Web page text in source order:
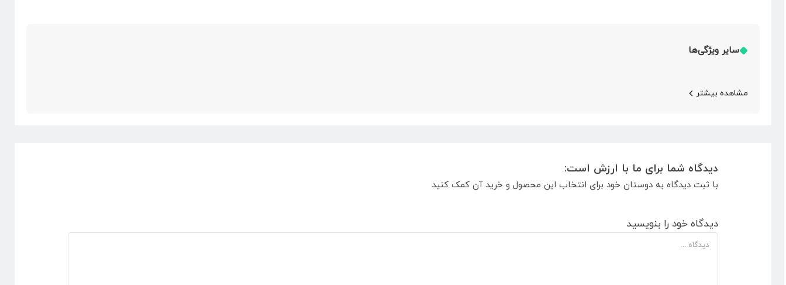
سایر ویژگی‌ها
مشاهده بیشتر
دیدگاه شما برای ما با ارزش است:
با ثبت دیدگاه به دوستان خود برای انتخاب این محصول و خرید آن کمک کنید
دیدگاه خود را بنویسید
دیدگاه